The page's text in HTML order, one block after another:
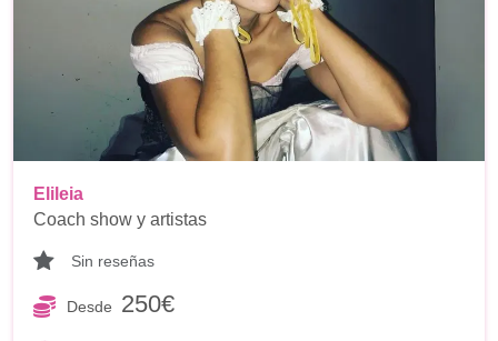
Elileia
Coach show y artistas
Sin reseñas
Desde 250€